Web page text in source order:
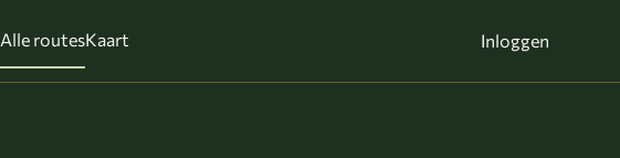
Alle routesKaart Inloggen